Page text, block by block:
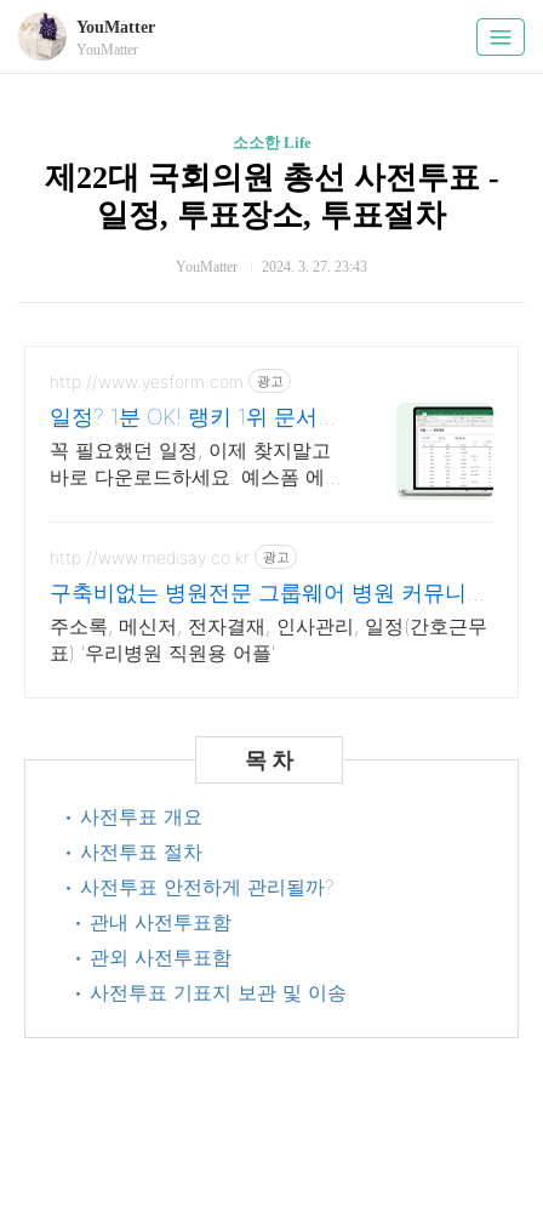
YouMatter
YouMatter
소소한 Life
제22대 국회의원 총선 사전투표 -
일정, 투표장소, 투표절차
YouMatter 2024. 3. 27. 23:43
http://www.yesform.com 광고
일정? 1분 OK! 랭키 1위 문서서
식 플랫폼
꼭 필요했던 일정, 이제 찾지말고
바로 다운로드하세요. 예스폼 에디
http://www.medisay.co.kr 광고
구축비없는 병원전문 그룹웨어 병원 커뮤니케
이션 플랫폼
주소록, 메신저, 전자결재, 인사관리, 일정(간호근무
표) '우리병원 직원용 어플'
• 사전투표 개요
• 사전투표 절차
• 사전투표 안전하게 관리될까?
• 관내 사전투표함
• 관외 사전투표함
• 사전투표 기표지 보관 및 이송